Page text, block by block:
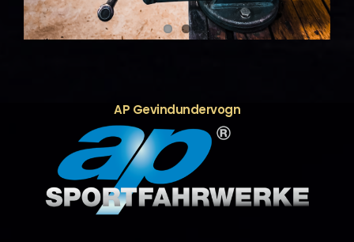
AP Gevindundervogn